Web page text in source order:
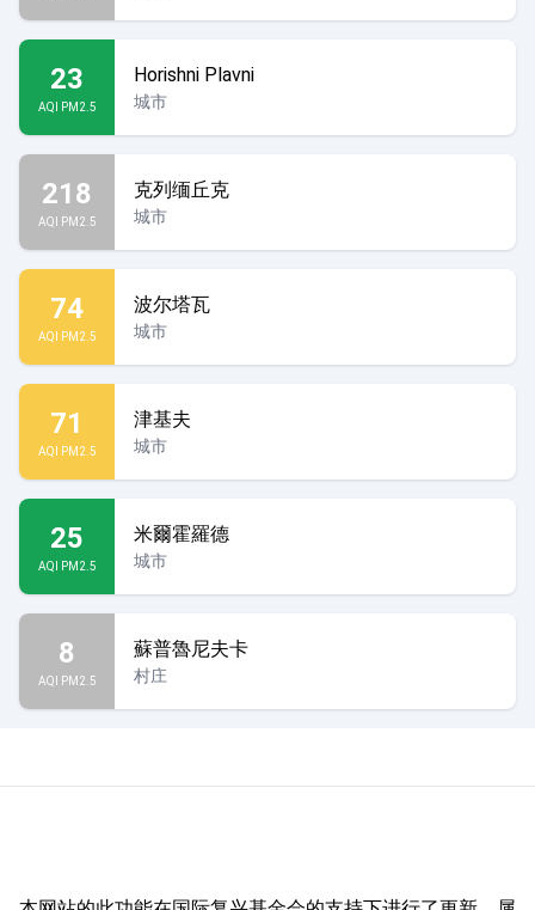
23
AQI PM2.5
Horishni Plavni
城市
218
AQI PM2.5
克列缅丘克
城市
74
AQI PM2.5
波尔塔瓦
城市
71
AQI PM2.5
津基夫
城市
25
AQI PM2.5
米爾霍羅德
城市
8
AQI PM2.5
蘇普魯尼夫卡
村庄